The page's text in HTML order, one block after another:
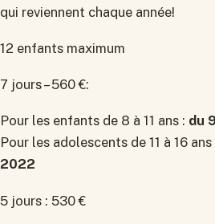
qui reviennent chaque année!
12 enfants maximum
7 jours – 560 €:
Pour les enfants de 8 à 11 ans : du
Pour les adolescents de 11 à 16 ans
2022
5 jours : 530 €